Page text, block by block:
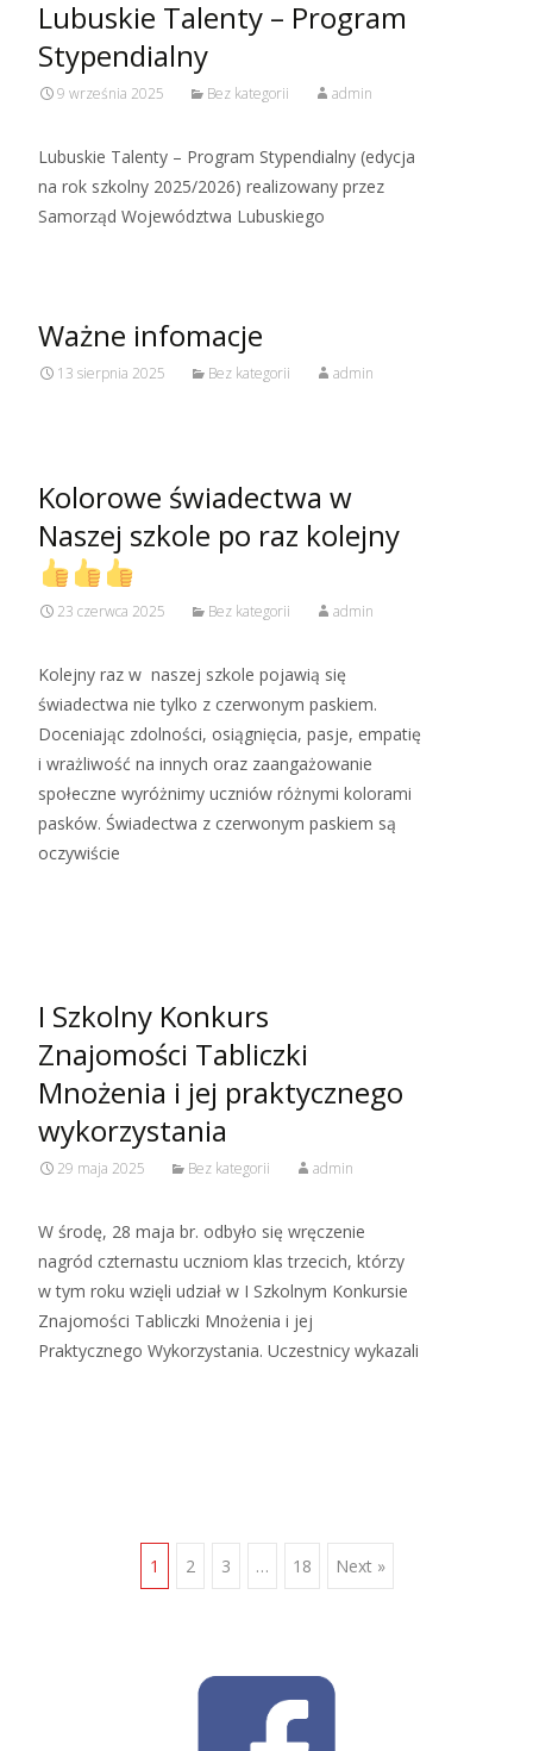
Lubuskie Talenty – Program
Stypendialny
9 września 2025 Bez kategorii admin
Lubuskie Talenty – Program Stypendialny (edycja
na rok szkolny 2025/2026) realizowany przez
Samorząd Województwa Lubuskiego
Ważne infomacje
13 sierpnia 2025 Bez kategorii admin
Kolorowe świadectwa w
Naszej szkole po raz kolejny
23 czerwca 2025 Bez kategorii admin
Kolejny raz w naszej szkole pojawią się
świadectwa nie tylko z czerwonym paskiem.
Doceniając zdolności, osiągnięcia, pasje, empatię
i wrażliwość na innych oraz zaangażowanie
społeczne wyróżnimy uczniów różnymi kolorami
pasków. Świadectwa z czerwonym paskiem są
oczywiście
I Szkolny Konkurs
Znajomości Tabliczki
Mnożenia i jej praktycznego
wykorzystania
29 maja 2025 Bez kategorii admin
W środę, 28 maja br. odbyło się wręczenie
nagród czternastu uczniom klas trzecich, którzy
w tym roku wzięli udział w I Szkolnym Konkursie
Znajomości Tabliczki Mnożenia i jej
Praktycznego Wykorzystania. Uczestnicy wykazali
Posts
1 2 3 … 18 Next »